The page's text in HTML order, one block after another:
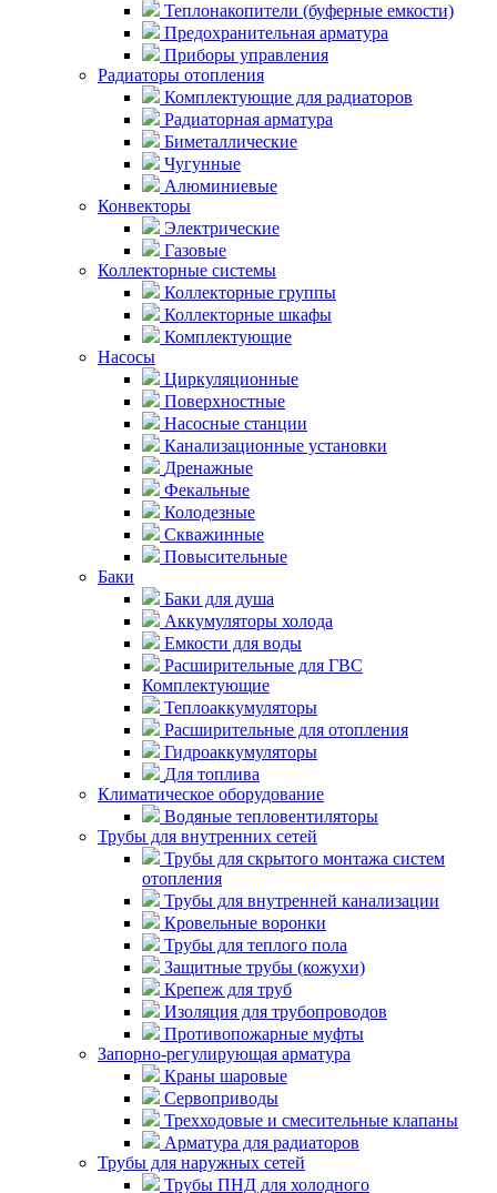
Теплонакопители (буферные емкости)
Предохранительная арматура
Приборы управления
Радиаторы отопления
Комплектующие для радиаторов
Радиаторная арматура
Биметаллические
Чугунные
Алюминиевые
Конвекторы
Электрические
Газовые
Коллекторные системы
Коллекторные группы
Коллекторные шкафы
Комплектующие
Насосы
Циркуляционные
Поверхностные
Насосные станции
Канализационные установки
Дренажные
Фекальные
Колодезные
Скважинные
Повысительные
Баки
Баки для душа
Аккумуляторы холода
Емкости для воды
Расширительные для ГВС
Комплектующие
Теплоаккумуляторы
Расширительные для отопления
Гидроаккумуляторы
Для топлива
Климатическое оборудование
Водяные тепловентиляторы
Трубы для внутренних сетей
Трубы для скрытого монтажа систем
отопления
Трубы для внутренней канализации
Кровельные воронки
Трубы для теплого пола
Защитные трубы (кожухи)
Крепеж для труб
Изоляция для трубопроводов
Противопожарные муфты
Запорно-регулирующая арматура
Краны шаровые
Сервоприводы
Трехходовые и смесительные клапаны
Арматура для радиаторов
Трубы для наружных сетей
Трубы ПНД для холодного